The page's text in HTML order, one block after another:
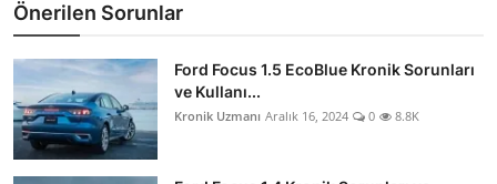
Önerilen Sorunlar
Ford Focus 1.5 EcoBlue Kronik Sorunları
ve Kullanı...
Kronik Uzmanı Aralık 16, 2024 0 8.8K